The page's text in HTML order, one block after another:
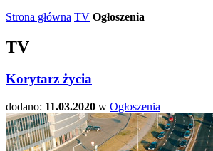
Strona główna TV Ogłoszenia
TV
Korytarz życia
dodano: 11.03.2020 w Ogłoszenia